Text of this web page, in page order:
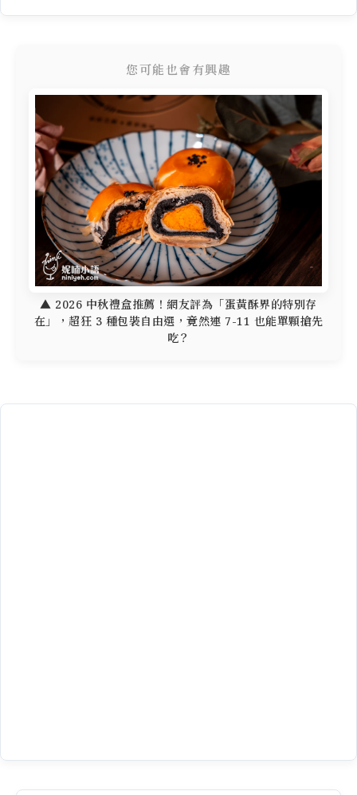
您可能也會有興趣
▲ 2026 中秋禮盒推薦！網友評為「蛋黃酥界的特別存
在」，超狂 3 種包裝自由選，竟然連 7-11 也能單顆搶先
吃？